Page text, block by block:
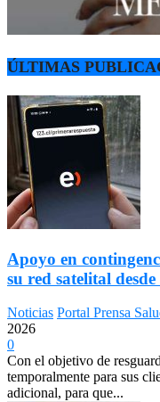
ÚLTIMAS
Apoyo en
su red satelital
Noticias Portal Prensa
2026
0
Con el objetivo de
temporalmente para sus
adicional, para que...